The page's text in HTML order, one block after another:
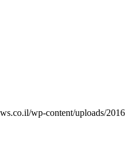
wp-content/uploads/